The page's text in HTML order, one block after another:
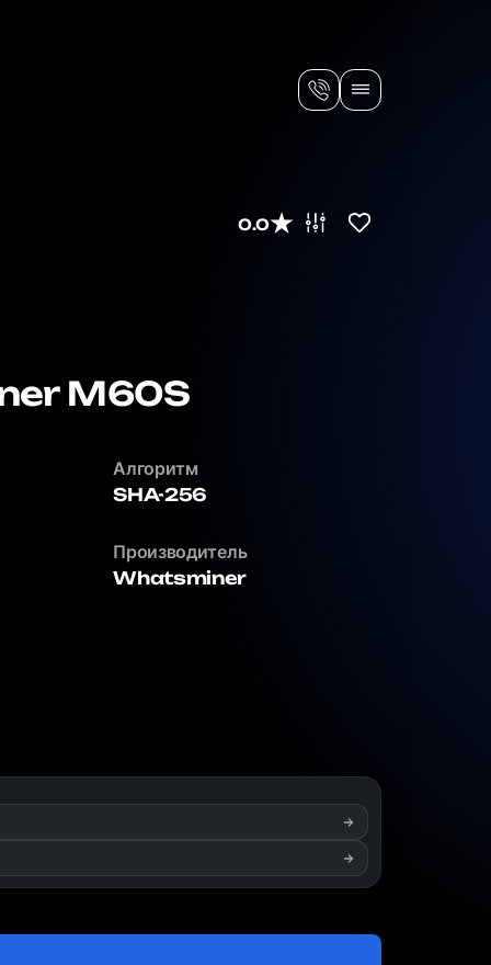
0.0
M60S
Алгоритм
SHA-256
Производитель
Whatsminer